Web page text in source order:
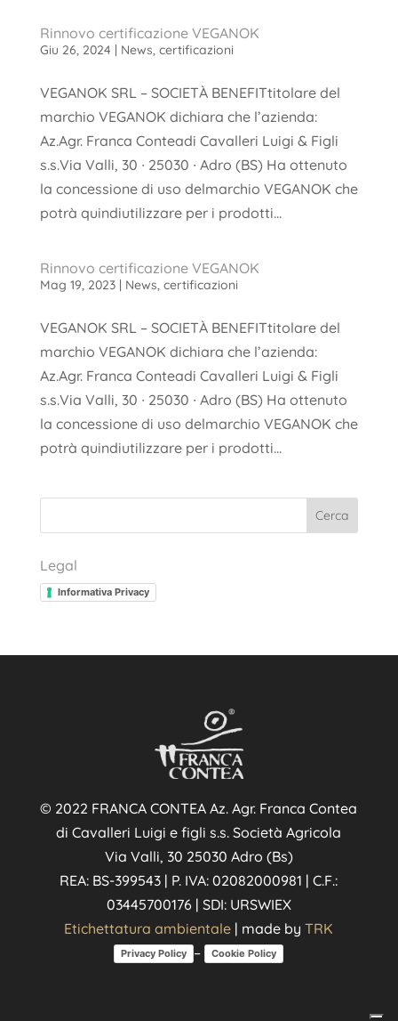
Rinnovo certificazione VEGANOK
Giu 26, 2024| News, certificazioni
VEGANOK SRL – SOCIETÀ BENEFITtitolare del
marchio VEGANOK dichiara che l’azienda:
Az.Agr. Franca Conteadi Cavalleri Luigi & Figli
s.s.Via Valli, 30 ∙ 25030 ∙ Adro (BS) Ha ottenuto
la concessione di uso delmarchio VEGANOK che
potrà quindiutilizzare per i prodotti...
Rinnovo certificazione VEGANOK
Mag 19, 2023| News, certificazioni
VEGANOK SRL – SOCIETÀ BENEFITtitolare del
marchio VEGANOK dichiara che l’azienda:
Az.Agr. Franca Conteadi Cavalleri Luigi & Figli
s.s.Via Valli, 30 ∙ 25030 ∙ Adro (BS) Ha ottenuto
la concessione di uso delmarchio VEGANOK che
potrà quindiutilizzare per i prodotti...
Cerca
Legal
Informativa Privacy
© 2022 FRANCA CONTEA Az. Agr. Franca Contea
di Cavalleri Luigi e figli s.s. Società Agricola
Via Valli, 30 25030 Adro (Bs)
REA: BS-399543 | P. IVA: 02082000981 | C.F.:
03445700176 | SDI: URSWIEX
Etichettatura ambientale | made byTRK
Privacy Policy – Cookie Policy